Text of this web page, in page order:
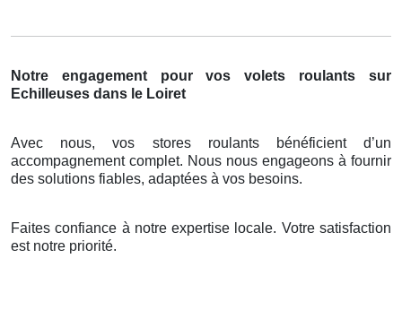
Notre engagement pour vos volets roulants sur
Echilleuses dans le Loiret
Avec nous, vos stores roulants bénéficient d’un
accompagnement complet. Nous nous engageons à fournir
des solutions fiables, adaptées à vos besoins.
Faites confiance à notre expertise locale. Votre satisfaction
est notre priorité.